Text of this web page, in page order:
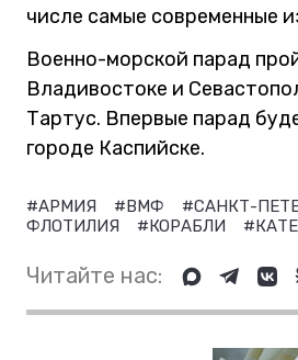
числе самые современные
Военно-морской парад
Владивостоке и
Тартус. Впервые парад
городе Каспийске.
#АРМИЯ #ВМФ #САНКТ-
ФЛОТИЛИЯ
#КОРАБЛИ
Читайте нас: